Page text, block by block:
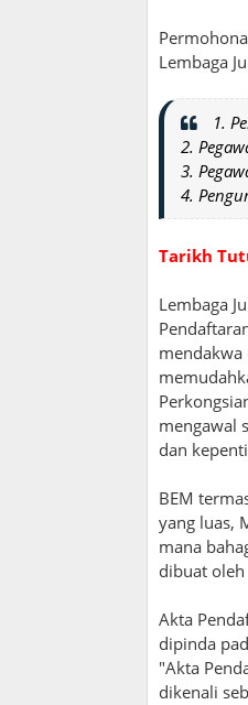
Lembaga
1.
2.
3.
4.
Tarikh
Lembaga
mendakwa
mengawal
dan
BEM
yang luas,
mana
dibuat
Akta
dipinda
"Akta
dikenali